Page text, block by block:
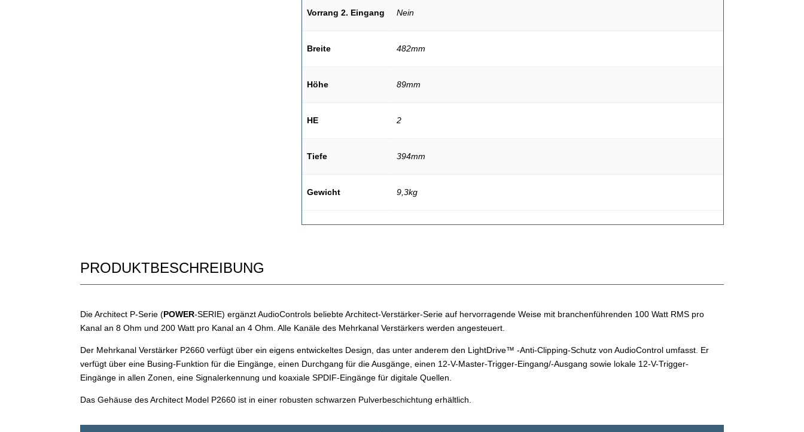
Vorrang 2. Eingang Nein
Breite 482mm
Höhe 89mm
HE 2
Tiefe 394mm
Gewicht 9,3kg
PRODUKTBESCHREIBUNG
Die Architect P-Serie (POWER-SERIE) ergänzt AudioControls beliebte Architect-Verstärker-Serie auf hervorragende Weise mit branchenführenden 100 Watt RMS pro
Kanal an 8 Ohm und 200 Watt pro Kanal an 4 Ohm. Alle Kanäle des Mehrkanal Verstärkers werden angesteuert.
Der Mehrkanal Verstärker P2660 verfügt über ein eigens entwickeltes Design, das unter anderem den LightDrive™ -Anti-Clipping-Schutz von AudioControl umfasst. Er
verfügt über eine Busing-Funktion für die Eingänge, einen Durchgang für die Ausgänge, einen 12-V-Master-Trigger-Eingang/-Ausgang sowie lokale 12-V-Trigger-
Eingänge in allen Zonen, eine Signalerkennung und koaxiale SPDIF-Eingänge für digitale Quellen.
Das Gehäuse des Architect Model P2660 ist in einer robusten schwarzen Pulverbeschichtung erhältlich.